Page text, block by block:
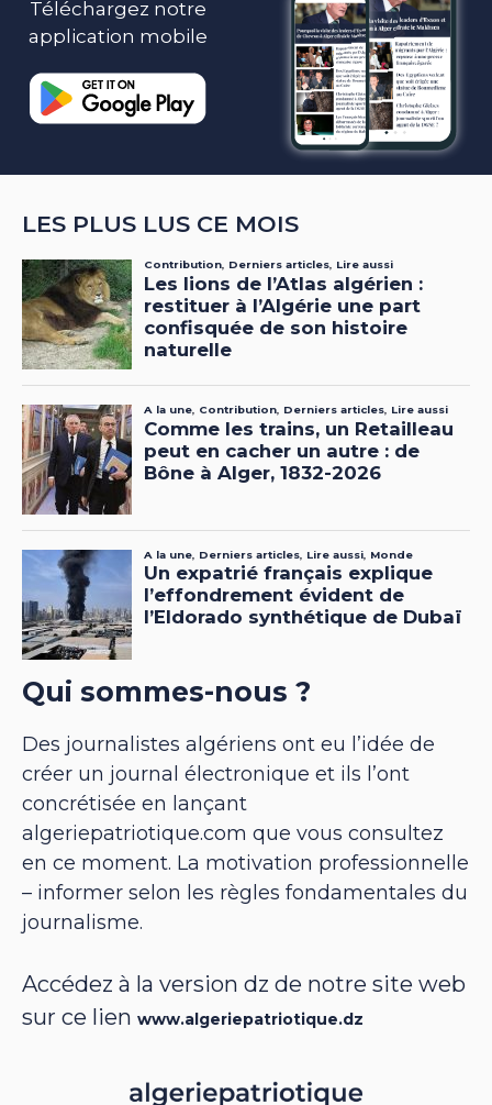
Téléchargez notre
application mobile
LES PLUS LUS CE MOIS
Qui sommes-nous ?
Des journalistes algériens ont eu l’idée de
créer un journal électronique et ils l’ont
concrétisée en lançant
algeriepatriotique.com que vous consultez
en ce moment. La motivation professionnelle
– informer selon les règles fondamentales du
journalisme.
Accédez à la version dz de notre site web
sur ce lien www.algeriepatriotique.dz